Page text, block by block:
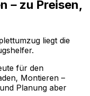
– zu Preisen,
liegt die
für den
Montieren –
Planung aber